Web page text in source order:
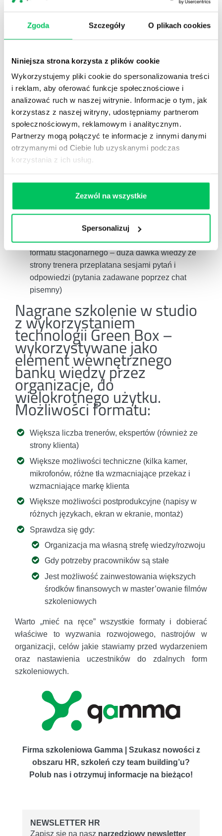
Zgoda Szczegóły O plikach cookies
Niniejsza strona korzysta z plików cookie
Wykorzystujemy pliki cookie do spersonalizowania treści
i reklam, aby oferować funkcje społecznościowe i
analizować ruch w naszej witrynie. Informacje o tym, jak
korzystasz z naszej witryny, udostępniamy partnerom
społecznościowym, reklamowym i analitycznym.
Partnerzy mogą połączyć te informacje z innymi danymi
otrzymanymi od Ciebie lub uzyskanymi podczas
korzystania z ich usług.
Zezwól na wszystkie
Spersonalizuj
Szkolenie na sali
stream’owane online w
technologii virtual classroom
bądź nagrane – najczęściej
wykorzystywane do szkoleń
tzw. twardych – wiedzowych
i branżowych. Czas trwania
do 5 godzin. Liczebność
grupy do 50 os.:
Trener znajduje się na sali szkoleniowej,
przeprowadza wykład, omawia case studies
Kamera na sali rejestruje obraz i dźwięk
przekazując ją uczestnikom
Szkolenie jest realizowane tak jak w przypadku
formatu stacjonarnego – duża dawka wiedzy ze
strony trenera przeplatana sesjami pytań i
odpowiedzi (pytania zadawane poprzez chat
pisemny)
Nagrane szkolenie w studio
z wykorzystaniem
technologii Green Box –
wykorzystywane jako
element wewnętrznego
banku wiedzy przez
organizacje, do
wielokrotnego użytku.
Możliwości formatu:
Większa liczba trenerów, ekspertów (również ze
strony klienta)
Większe możliwości techniczne (kilka kamer,
mikrofonów, różne tła wzmacniające przekaz i
wzmacniające markę klienta
Większe możliwości postprodukcyjne (napisy w
różnych językach, ekran w ekranie, montaż)
Sprawdza się gdy:
Organizacja ma własną strefę wiedzy/rozwoju
Gdy potrzeby pracowników są stałe
Jest możliwość zainwestowania większych
środków finansowych w master’owanie filmów
szkoleniowych
Warto „mieć na ręce” wszystkie formaty i dobierać
właściwe to wyzwania rozwojowego, nastrojów w
organizacji, celów jakie stawiamy przed wydarzeniem
oraz nastawienia uczestników do zdalnych form
szkoleniowych.
Firma szkoleniowa Gamma | Szukasz nowości z
obszaru HR, szkoleń czy team building’u?
Polub nas i otrzymuj informacje na bieżąco!
NEWSLETTER HR
Zapisz się na nasz narzędziowy newsletter